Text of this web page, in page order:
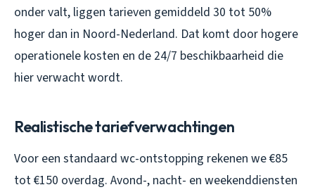
onder valt, liggen tarieven gemiddeld 30 tot 50%
hoger dan in Noord-Nederland. Dat komt door hogere
operationele kosten en de 24/7 beschikbaarheid die
hier verwacht wordt.
Realistische tariefverwachtingen
Voor een standaard wc-ontstopping rekenen we €85
tot €150 overdag. Avond-, nacht- en weekenddiensten